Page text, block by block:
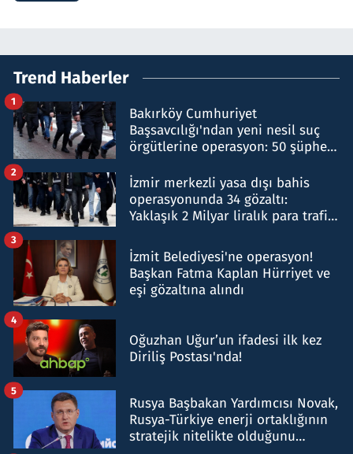
Trend Haberler
Bakırköy Cumhuriyet
Başsavcılığı'ndan yeni nesil suç
örgütlerine operasyon: 50 şüpheli
1
İzmir merkezli yasa dışı bahis
operasyonunda 34 gözaltı:
Yaklaşık 2 Milyar liralık para trafiği
2
İzmit Belediyesi'ne operasyon!
Başkan Fatma Kaplan Hürriyet ve
eşi gözaltına alındı
3
Oğuzhan Uğur’un ifadesi ilk kez
Diriliş Postası'nda!
4
Rusya Başbakan Yardımcısı Novak,
Rusya-Türkiye enerji ortaklığının
stratejik nitelikte olduğunu
5